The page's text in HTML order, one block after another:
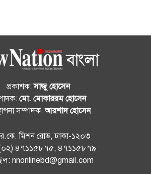
প্রকাশক:সাজু হোসেন
মো. মোকাররম হোসেন
সম্পাদক:আরশাদ হোসেন
মিশন রোড, ঢাকা-১২০৩
৪৭১১৫৮৭৫, ৪৭১১৫৮৭৯
nnonlinebd@gmail.com